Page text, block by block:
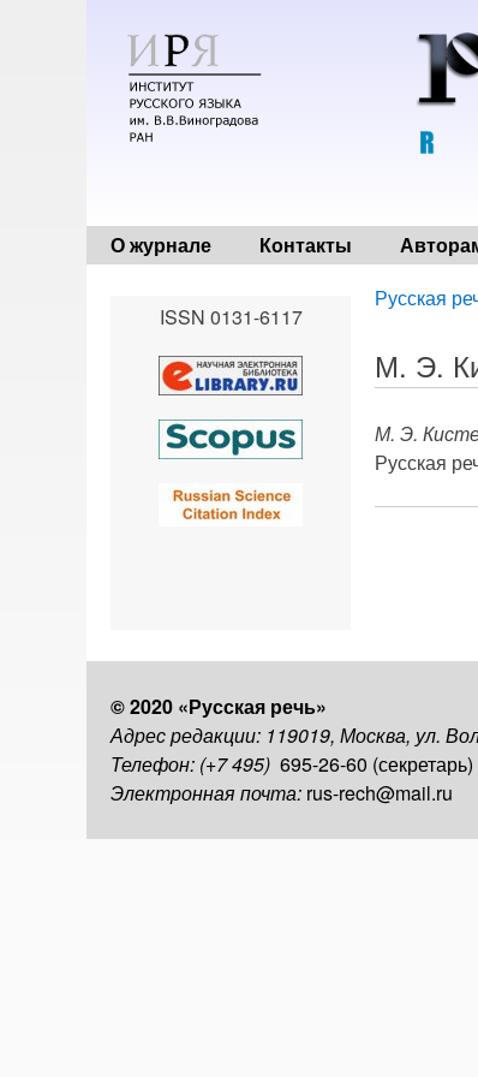
О журнале Контакты
You
here:
Русская
М. Э.
М. Э.
Русская
ISSN 0131-6117
© 2020 «Русская речь»
Адрес редакции: 119019, Москва, ул.
Телефон: (+7 495) 695-26-60 (секретарь)
Электронная почта: rus-rech@mail.ru